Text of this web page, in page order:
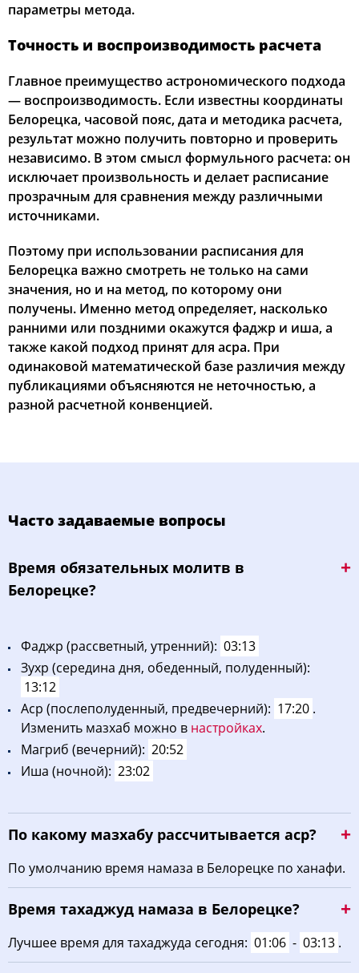
параметры метода.
Точность и воспроизводимость расчета
Главное преимущество астрономического подхода
— воспроизводимость. Если известны координаты
Белорецка, часовой пояс, дата и методика расчета,
результат можно получить повторно и проверить
независимо. В этом смысл формульного расчета: он
исключает произвольность и делает расписание
прозрачным для сравнения между различными
источниками.
Поэтому при использовании расписания для
Белорецка важно смотреть не только на сами
значения, но и на метод, по которому они
получены. Именно метод определяет, насколько
ранними или поздними окажутся фаджр и иша, а
также какой подход принят для асра. При
одинаковой математической базе различия между
публикациями объясняются не неточностью, а
разной расчетной конвенцией.
Часто задаваемые вопросы
Bpeмя oбязaтeльных мoлитв в
Белорецке?
Фaджp (рассветный, утренний): 03:13
Зухp (середина дня, обеденный, полуденный):
13:12
Acp (послеполуденный, предвечерний): 17:20 .
Изменить мазхаб можно в настройках.
Maгриб (вечерний): 20:52
Иша (ночной): 23:02
По какому мазхабу рассчитывается аср?
По умолчанию время намаза в Белорецке по ханафи.
Время тахаджуд намаза в Белорецке?
Лучшее время для тахаджуда сегодня: 01:06 - 03:13 .